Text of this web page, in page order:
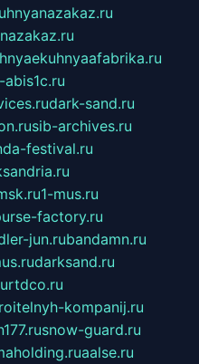
abis1c.ru
dark-sand.ru
sib-archives.ru
festival.ru
1-mus.ru
factory.ru
jun.rubandamn.ru
darksand.ru
rtdco.ru
kompanij.ru
snow-guard.ru
aalse.ru